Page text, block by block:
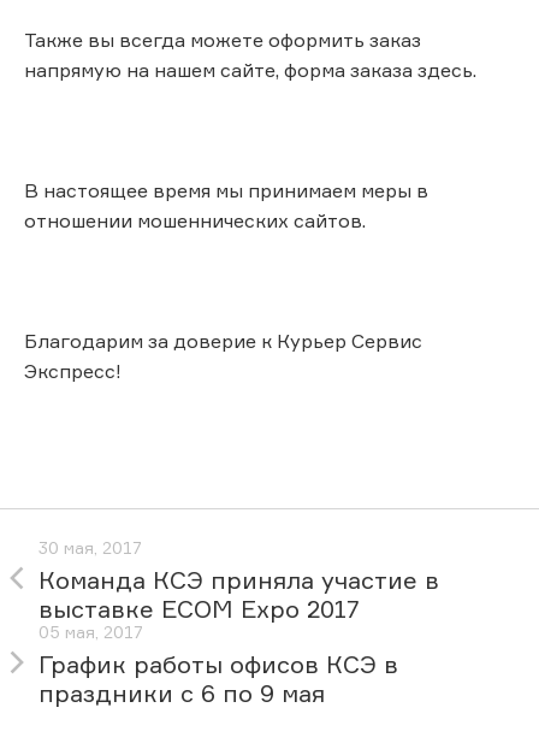
Также вы всегда можете оформить заказ
напрямую на нашем сайте, форма заказа здесь.
В настоящее время мы принимаем меры в
отношении мошеннических сайтов.
Благодарим за доверие к Курьер Сервис
Экспресс!
30 мая, 2017
Команда КСЭ приняла участие в
выставке ECOM Expo 2017
05 мая, 2017
График работы офисов КСЭ в
праздники с 6 по 9 мая